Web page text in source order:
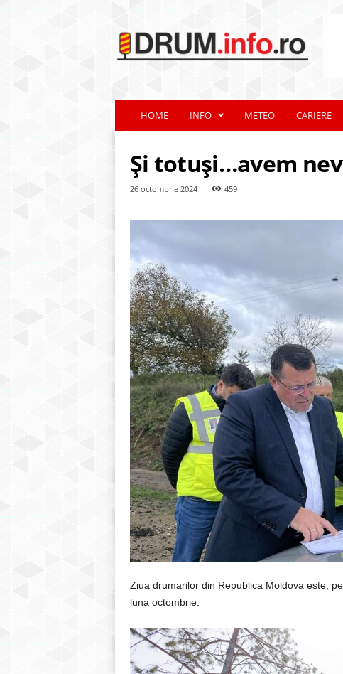
m
n
o
HOME INFO METEO CARIERE
Și totuși…avem
26 octombrie 2024 459
Ziua drumarilor din Republica Moldova este,
luna octombrie.